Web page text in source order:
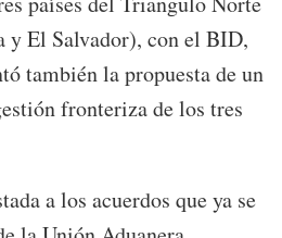
y El Salvador), con el BID,
también la propuesta de un
fronteriza de los tres
a los acuerdos que ya se